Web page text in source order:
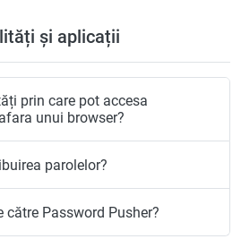
și aplicații
prin care pot accesa
unui browser?
parolelor?
către Password Pusher?